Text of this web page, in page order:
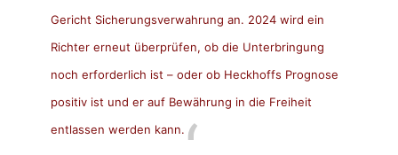
Gericht Sicherungsverwahrung an. 2024 wird ein
Richter erneut überprüfen, ob die Unterbringung
noch erforderlich ist – oder ob Heckhoffs Prognose
positiv ist und er auf Bewährung in die Freiheit
entlassen werden kann.